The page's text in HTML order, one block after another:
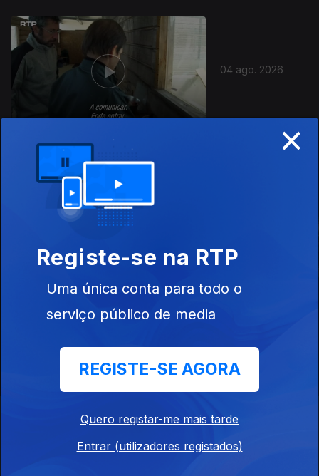
04 ago. 2026
946643
Este conteúdo faz parte de
Documentários de Ciência e
Natureza
Hokkaido - No
Limiar da Extinção
George nas Copas
das Árvores
Instale a aplicaçãoRTP Play
×
Registe-se na RTP
Uma única conta para todo o
serviço público de media
REGISTE-SE AGORA
Quero registar-me mais tarde
Entrar (utilizadores registados)